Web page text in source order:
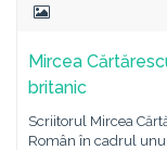
Mircea
britanic
Scriitorul Mircea
Român în cadrul